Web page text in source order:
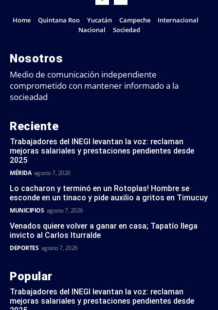
Home Quintana Roo Yucatán Campeche
Internacional
Nacional
Sociedad
Nosotros
Medio de comunicación independiente
comprometido con mantener informado a la
socieadad
Reciente
Trabajadores del INEGI levantan la voz: reclaman
mejoras salariales y prestaciones pendientes desde
2025
MÉRIDA agosto 7, 2026
Lo cacharon y terminó en un Rotoplas! Hombre se
esconde en un tinaco y pide auxilio a gritos en Timucuy
MUNICIPIOS agosto 7, 2026
Venados quiere volver a ganar en casa; Tapatío llega
invicto al Carlos Iturralde
DEPORTES agosto 7, 2026
Popular
Trabajadores del INEGI levantan la voz: reclaman
mejoras salariales y prestaciones pendientes desde